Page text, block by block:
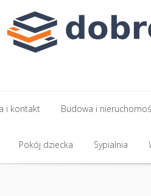
i kontakt
i kontakt
Budowa i
Budowa i
Pokój dziecka Sypialnia